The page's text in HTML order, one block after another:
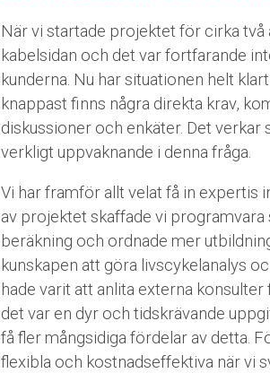
När vi startade projektet för cirka två
kabelsidan och det var fortfarande
kunderna. Nu har situationen helt
knappast finns några direkta krav,
diskussioner och enkäter. Det verkar
verkligt uppvaknande i denna fråga.
Vi har framför allt velat få in expertis
av projektet skaffade vi
beräkning och ordnade mer
kunskapen att göra livscykelanalys
hade varit att anlita externa
det var en dyr och tidskrävande
få fler mångsidiga fördelar av detta.
flexibla och kostnadseffektiva när vi